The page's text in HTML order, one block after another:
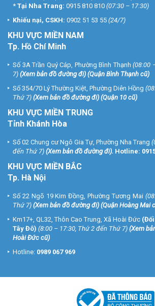
* Tại Nha Trang: 0915 810 810 (07:30 – 17:30)
Khiếu nại, CSKH: 0902 51 53 55 (24/7)
KHU VỰC MIỀN NAM
Tp. Hồ Chí Minh
Số 3A Trần Quý Cáp, Phường Bình Thạnh (08:00
7) (Xem bản đồ đường đi) (Quận Bình Thạnh cũ)
Số 354/70 Lý Thường Kiệt, Phường Diên Hồng
Thứ 7) (Xem bản đồ đường đi) (Quận 10 cũ)
KHU VỰC MIỀN TRUNG
Tỉnh Khánh Hòa
Số 02 Chung cư Ngô Gia Tự, Phường Nha Trang
đến Thứ 7) (Xem bản đồ đường đi). Hotline:
KHU VỰC MIỀN BẮC
Tp. Hà Nội
Số 22 Ngõ 19 Kim Đồng, Phường Tương Mai
Thứ 7) (Xem bản đồ đường đi) (Quận Hoàng Mai
Km17+, QL32, Thôn Cao Trung, Xã Hoài Đức
Tây Đô) (8:00 – 17:30, Thứ 2 đến Thứ 7) (Xem
Hoài Đức cũ)
Hotline: 0989 067 969